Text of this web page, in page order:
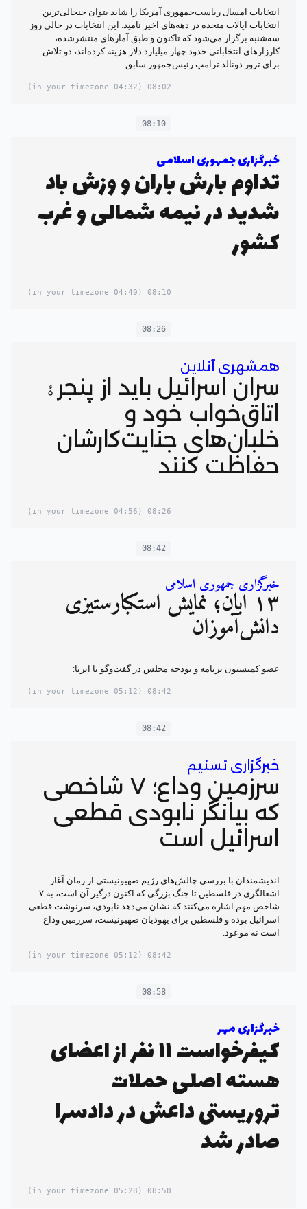
‌انتخابات امسال ریاست‌جمهوری آمریکا را شاید بتوان جنجالی‌ترین
انتخابات ایالات متحده در دهه‌های اخیر نامید. این انتخابات در حالی روز
سه‌شنبه برگزار می‌شود که تاکنون و طبق آمارهای منتشرشده،
کارزارهای انتخاباتی حدود چهار میلیارد دلار هزینه کرده‌اند، دو تلاش
برای ترور دونالد ترامپ رئیس‌جمهور سابق…
08:02
(04:32 in your timezone)
08:10
خبرگزاری جمهوری اسلامی
تداوم بارش باران و وزش باد
شدید در نیمه شمالی و غرب
کشور
08:10
(04:40 in your timezone)
08:26
همشهری آنلاین
سران اسرائیل باید از پنجرۀ
اتاق‌خواب خود و
خلبان‌های جنایت‌کارشان
حفاظت کنند
08:26
(04:56 in your timezone)
08:42
خبرگزاری جمهوری اسلامی
۱۳ آبان؛ نمایش استکبارستیزی
دانش‌آموزان
عضو کمیسیون برنامه و بودجه مجلس در گفت‌وگو با ایرنا:
08:42
(05:12 in your timezone)
08:42
خبرگزاری تسنیم
سرزمین وداع؛ ۷ شاخصی
که بیانگر نابودی قطعی
اسرائیل است
اندیشمندان با بررسی چالش‌های رژیم صهیونیستی از زمان آغاز
اشغالگری در فلسطین تا جنگ بزرگی که اکنون درگیر آن است، به ۷
شاخص مهم اشاره می‌کنند که نشان می‌دهد نابودی، سرنوشت قطعی
اسرائیل بوده و فلسطین برای یهودیان صهیونیست، سرزمین وداع
است نه موعود.
08:42
(05:12 in your timezone)
08:58
خبرگزاری مهر
کیفرخواست ۱۱ نفر از اعضای
هسته اصلی حملات
تروریستی داعش در دادسرا
صادر شد
08:58
(05:28 in your timezone)